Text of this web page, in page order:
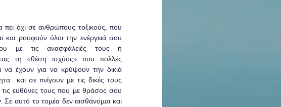
πει όχι σε ανθρώπους τοξικούς, που
και ρουφούν όλοι την ενέργειά σου
με τις ανασφάλειές τους ή
τη «θέση ισχύος» που πολλές
να έχουν για να κρύψουν την δικιά
και σε πνίγουν με τις δικές τους
τις ευθύνες τους που με θράσος σου
Σε αυτό το τομέα δεν αισθάνομαι και